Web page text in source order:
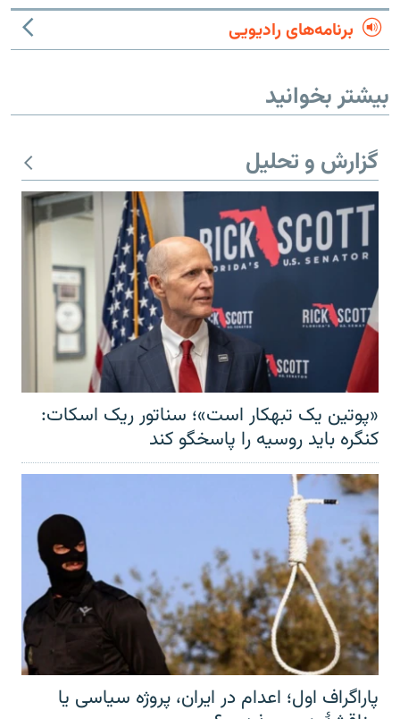
برنامه‌های رادیویی
بیشتر بخوانید
گزارش و تحلیل
«پوتین یک تبهکار است»؛ سناتور ریک اسکات:
کنگره باید روسیه را پاسخگو کند
پاراگراف اول؛ اعدام در ایران، پروژه سیاسی یا